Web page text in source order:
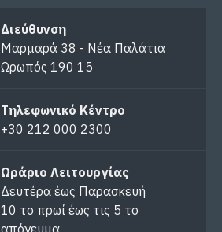
Διεύθυνση
Μαρμαρά 38 - Νέα Παλάτια
Ωρωπός 190 15
Τηλεφωνικό Κέντρο
+30 212 000 2300
Ωράριο Λειτουργίας
Δευτέρα έως Παρασκευή
10 το πρωί έως τις 5 το
απόγευμα